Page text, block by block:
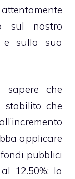
sul nostro
e sulla sua
sapere che
stabilito che
applicare
fondi pubblici
12.50%; la